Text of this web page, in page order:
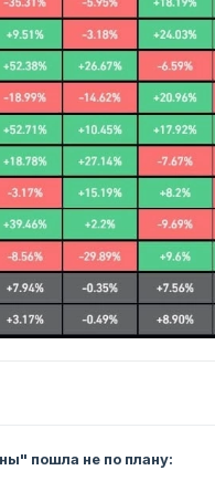
пошла не по плану: